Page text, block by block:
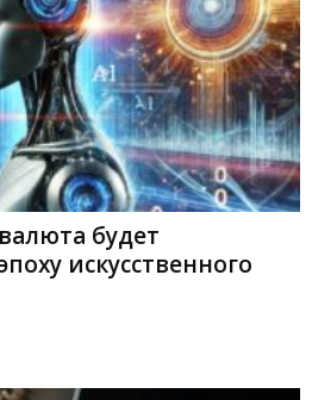
будет
искусственного